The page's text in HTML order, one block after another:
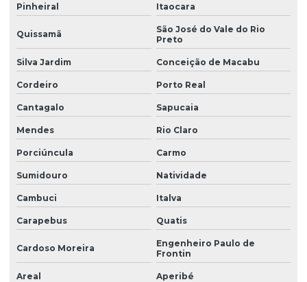
Pinheiral Itaocara
Quissamã
São José do Vale do Rio
Preto
Silva Jardim Conceição de Macabu
Cordeiro Porto Real
Cantagalo Sapucaia
Mendes Rio Claro
Porciúncula Carmo
Sumidouro Natividade
Cambuci Italva
Carapebus Quatis
Cardoso Moreira
Engenheiro Paulo de
Frontin
Areal Aperibé